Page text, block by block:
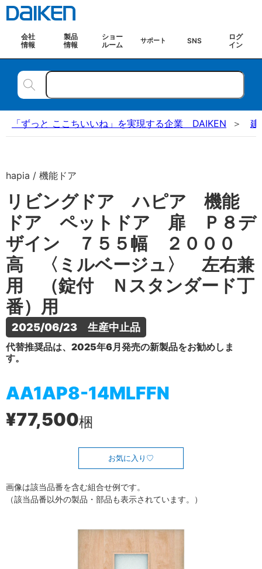
会社
情報
製品
情報
ショー
ルーム
サポート SNS
ログ
イン
「ずっと ここちいいね」を実現する企業 DAIKEN 建
hapia / 機能ドア
リビングドア ハピア 機能
ドア ペットドア 扉 Ｐ８デ
ザイン ７５５幅 ２０００
高 〈ミルベージュ〉 左右兼
用 （錠付 Ｎスタンダード丁
番）用
2025/06/23　生産中止品
代替推奨品は、2025年6月発売の新製品をお勧めしま
す。
AA1AP8-14MLFFN
¥77,500梱
お気に入り
画像は該当品番を含む組合せ例です。
（該当品番以外の製品・部品も表示されています。）